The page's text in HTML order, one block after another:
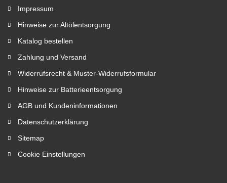
Impressum
Hinweise zur Altölentsorgung
Katalog bestellen
Zahlung und Versand
Widerrufsrecht & Muster-Widerrufsformular
Hinweise zur Batterieentsorgung
AGB und Kundeninformationen
Datenschutzerklärung
Sitemap
Cookie Einstellungen